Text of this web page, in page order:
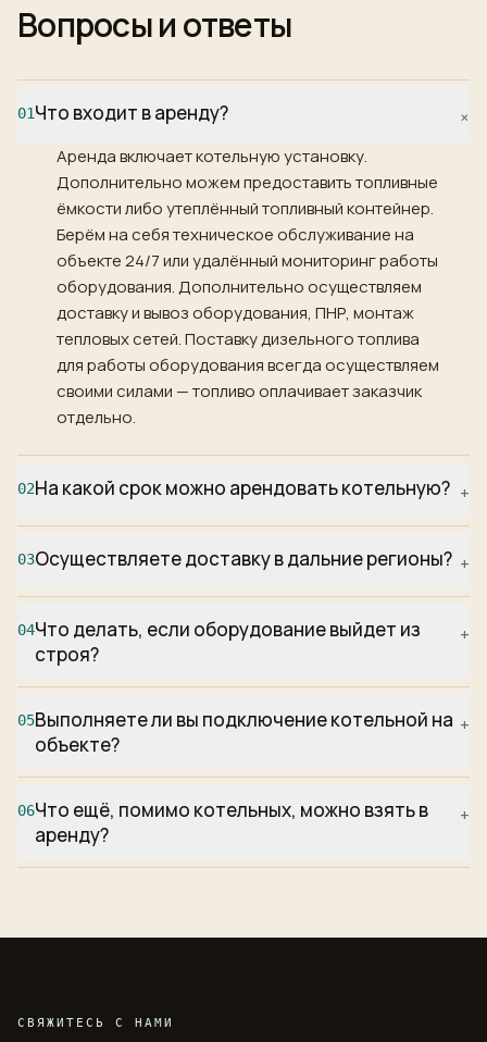
Вопросы и ответы
01Что входит в аренду? +
Аренда включает котельную установку.
Дополнительно можем предоставить топливные
ёмкости либо утеплённый топливный контейнер.
Берём на себя техническое обслуживание на
объекте 24/7 или удалённый мониторинг работы
оборудования. Дополнительно осуществляем
доставку и вывоз оборудования, ПНР, монтаж
тепловых сетей. Поставку дизельного топлива
для работы оборудования всегда осуществляем
своими силами — топливо оплачивает заказчик
отдельно.
02На какой срок можно арендовать котельную? +
Мы сдаём котельные как на короткий срок (от 1
месяца), так и в долгосрочную аренду. Договор
03Осуществляете доставку в дальние регионы? +
Да. Стоимость доставки рассчитывается
отдельно, в зависимости от региона. Перевозку
организуем собственными силами или с
04Что делать, если оборудование выйдет из
строя?
+
Наши специалисты выезжают на объект в
кратчайшие сроки. Также предусмотрена
замена оборудования в случае серьёзной
05Выполняете ли вы подключение котельной на
объекте?
+
Да, мы предоставляем услуги монтажа и
пусконаладки. Можем полностью подключить
котельную под ключ.
06Что ещё, помимо котельных, можно взять в
аренду?
+
Помимо автопарка котельных мы готовы
сутки.
СВЯЖИТЕСЬ С НАМИ